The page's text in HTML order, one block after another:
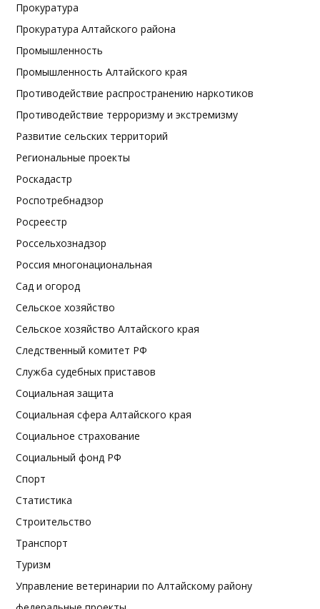
Прокуратура
Прокуратура Алтайского района
Промышленность
Промышленность Алтайского края
Противодействие распространению наркотиков
Противодействие терроризму и экстремизму
Развитие сельских территорий
Региональные проекты
Роскадастр
Роспотребнадзор
Росреестр
Россельхознадзор
Россия многонациональная
Сад и огород
Сельское хозяйство
Сельское хозяйство Алтайского края
Следственный комитет РФ
Служба судебных приставов
Социальная защита
Социальная сфера Алтайского края
Социальное страхование
Социальный фонд РФ
Спорт
Статистика
Строительство
Транспорт
Туризм
Управление ветеринарии по Алтайскому району